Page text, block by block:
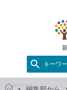
キーワ